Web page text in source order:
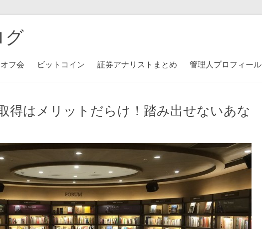
グ
オフ会 ビットコイン 証券アナリストまとめ 管理人プロフィール
得はメリットだらけ！踏み出せないあな